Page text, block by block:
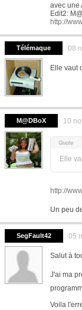
avec une
Edit2:
http://
Télémaque 08
Elle vaut
M@DBoX 10
Elle
http://
Un peu
SegFault42 05
Salut à
J'ai ma
Voila